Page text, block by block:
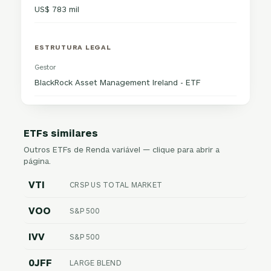
US$ 783 mil
ESTRUTURA LEGAL
Gestor
BlackRock Asset Management Ireland - ETF
ETFs similares
Outros ETFs de Renda variável — clique para abrir a
página.
VTI CRSP US TOTAL MARKET
VOO S&P 500
IVV S&P 500
0JFF LARGE BLEND